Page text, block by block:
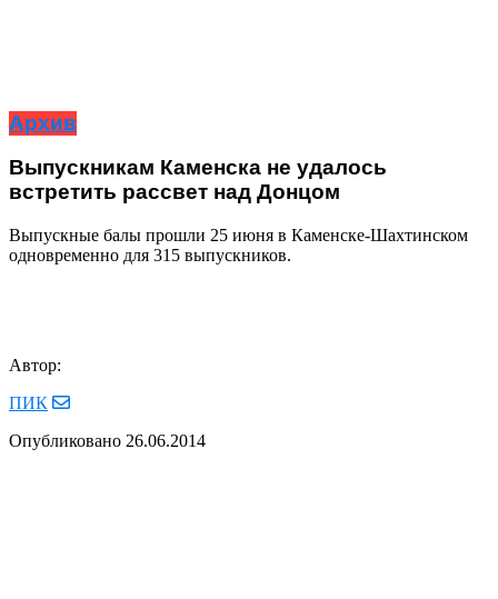
Архив
Выпускникам Каменска не удалось
встретить рассвет над Донцом
Выпускные балы прошли 25 июня в Каменске-Шахтинском
одновременно для 315 выпускников.
Автор:
ПИК
Опубликовано 26.06.2014